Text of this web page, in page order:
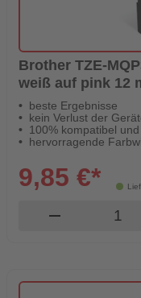
Brother TZE-
weiß auf pink 12
beste Ergebnisse
kein Verlust der
100% kompatibel
hervorragende
9,85 €*
remove